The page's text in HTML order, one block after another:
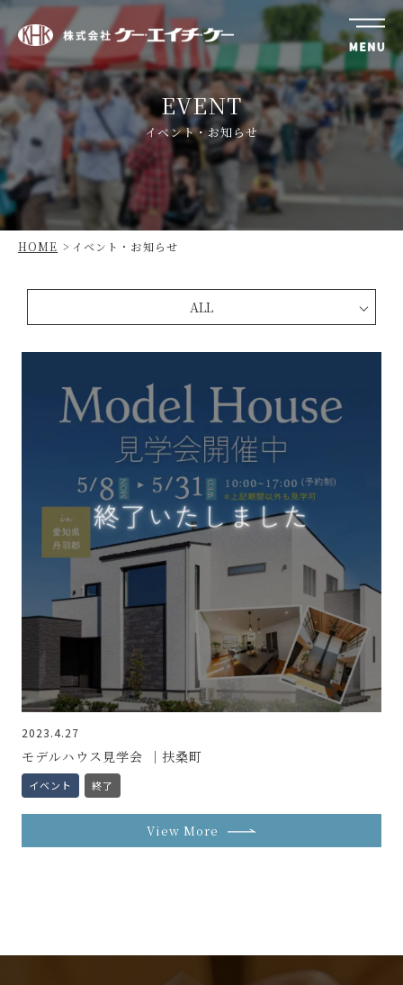
株
式
会
社
ケ
ー・
エ
イ
チ・
ケ
EVENT
イベント・お知らせ
HOME イベント・お知らせ
2023.4.27
モデルハウス見学会 ｜扶桑町
イベント 終了
View More